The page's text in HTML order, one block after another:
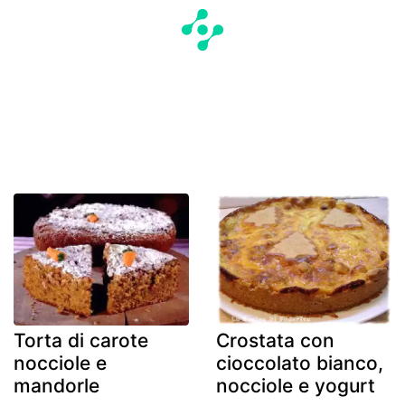
Torta di carote
nocciole e
mandorle
Crostata con
cioccolato bianco,
nocciole e yogurt